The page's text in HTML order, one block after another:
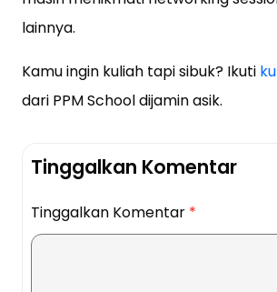
lainnya.
Kamu ingin kuliah tapi sibuk? Ikuti
dari PPM School dijamin asik.
Tinggalkan Komentar
Tinggalkan Komentar *